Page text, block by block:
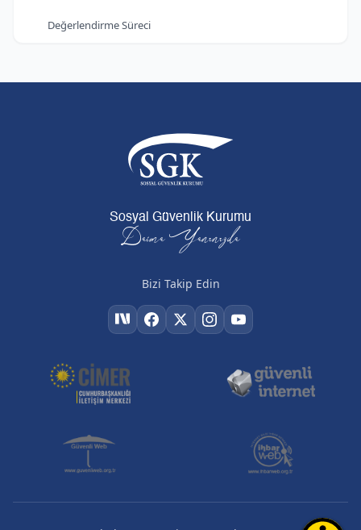
Değerlendirme Süreci
Sosyal Güvenlik Kurumu
Daima Yanınızda
Bizi Takip Edin